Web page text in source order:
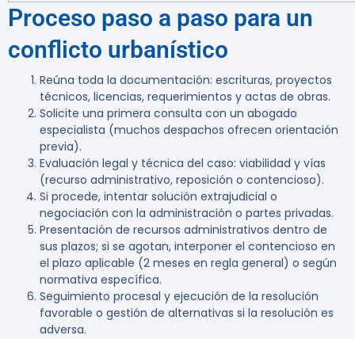
Proceso paso a paso para un
conflicto urbanístico
Reúna toda la documentación: escrituras, proyectos
técnicos, licencias, requerimientos y actas de obras.
Solicite una primera consulta con un abogado
especialista (muchos despachos ofrecen orientación
previa).
Evaluación legal y técnica del caso: viabilidad y vías
(recurso administrativo, reposición o contencioso).
Si procede, intentar solución extrajudicial o
negociación con la administración o partes privadas.
Presentación de recursos administrativos dentro de
sus plazos; si se agotan, interponer el contencioso en
el plazo aplicable (2 meses en regla general) o según
normativa específica.
Seguimiento procesal y ejecución de la resolución
favorable o gestión de alternativas si la resolución es
adversa.